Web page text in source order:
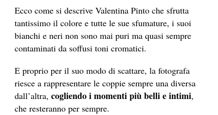
Ecco come si descrive Valentina Pinto che sfrutta
tantissimo il colore e tutte le sue sfumature, i suoi
bianchi e neri non sono mai puri ma quasi sempre
contaminati da soffusi toni cromatici.
E proprio per il suo modo di scattare, la fotografa
riesce a rappresentare le coppie sempre una diversa
dall’altra, cogliendo i momenti più belli e intimi,
che resteranno per sempre.